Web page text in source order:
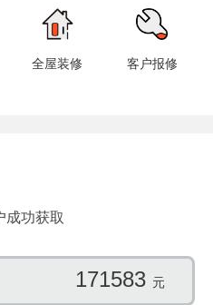
全屋装修 客户报修
成功获取
148977 元